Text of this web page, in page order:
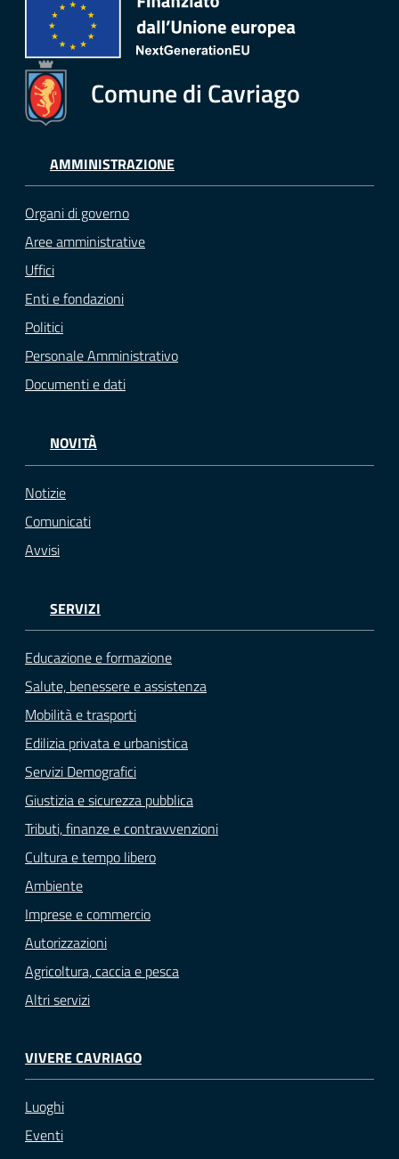
Comune di Cavriago
AMMINISTRAZIONE
Organi di governo
Aree amministrative
Uffici
Enti e fondazioni
Politici
Personale Amministrativo
Documenti e dati
NOVITÀ
Notizie
Comunicati
Avvisi
SERVIZI
Educazione e formazione
Salute, benessere e assistenza
Mobilità e trasporti
Edilizia privata e urbanistica
Servizi Demografici
Giustizia e sicurezza pubblica
Tributi, finanze e contravvenzioni
Cultura e tempo libero
Ambiente
Imprese e commercio
Autorizzazioni
Agricoltura, caccia e pesca
Altri servizi
VIVERE CAVRIAGO
Luoghi
Eventi